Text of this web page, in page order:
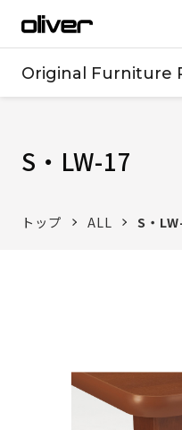
Original Furniture
S・LW-17
トップ ALL S・